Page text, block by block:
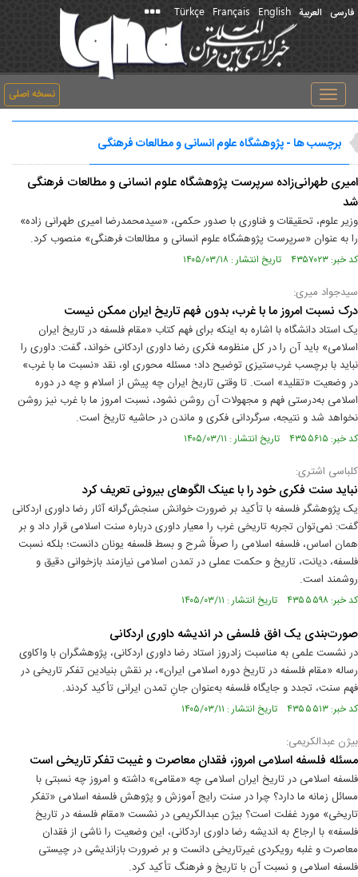
فارسی العربیة English
Français
Türkçe
نسخه اصلی
Toggle
navigation
برچسب ها - پژوهشگاه علوم انسانی و مطالعات فرهنگی
امیری طهرانی‌زاده سرپرست پژوهشگاه علوم انسانی و مطالعات فرهنگی
شد
وزیر علوم، تحقیقات و فناوری با صدور حکمی، «سیدمحمدرضا امیری طهرانی زاده»
را به عنوان «سرپرست پژوهشگاه علوم انسانی و مطالعات فرهنگی» منصوب کرد.
کد خبر: ۴۳۵۷۰۲۳ تاریخ انتشار : ۱۴۰۵/۰۳/۱۸
سیدجواد میری:
درک نسبت امروز ما با غرب، بدون فهم تاریخ ایران ممکن نیست
یک استاد دانشگاه با اشاره به اینکه برای فهم کتاب «مقام فلسفه در تاریخ ایران
اسلامی» باید آن را در کل منظومه فکری رضا داوری اردکانی خواند، گفت: داوری را
نباید با برچسب غرب‌ستیزی توضیح داد؛ مسئله محوری او، نقد «نسبت ما با غرب»
در وضعیت «تقلید» است. تا وقتی تاریخ ایران چه پیش از اسلام و چه در دوره
اسلامی به‌درستی فهم و مجهولات آن روشن نشود، نسبت امروز ما با غرب نیز روشن
نخواهد شد و نتیجه، سرگردانی فکری و ماندن در حاشیه تاریخ است.
کد خبر: ۴۳۵۵۶۱۵ تاریخ انتشار : ۱۴۰۵/۰۳/۱۱
کلباسی اشتری:
نباید سنت فکری خود را با عینک الگوهای بیرونی تعریف کرد
یک پژوهشگر فلسفه با تأکید بر ضرورت خوانش سنجش‌گرانه آثار رضا داوری اردکانی
گفت: نمی‌توان تجربه تاریخی غرب را معیار داوری درباره سنت اسلامی قرار داد و بر
همان اساس، فلسفه اسلامی را صرفاً شرح و بسط فلسفه یونان دانست؛ بلکه نسبت
فلسفه، دیانت، تاریخ و حکمت عملی در تمدن اسلامی نیازمند بازخوانی دقیق و
روشمند است.
کد خبر: ۴۳۵۵۵۹۸ تاریخ انتشار : ۱۴۰۵/۰۳/۱۱
صورت‌بندی یک افق فلسفی در اندیشه‌ داوری اردکانی
در نشست علمی به مناسبت زادروز استاد رضا داوری اردکانی، پژوهشگران با واکاوی
رساله «مقام فلسفه در تاریخ دوره اسلامی ایران»، بر نقش بنیادین تفکر تاریخی در
فهم سنت، تجدد و جایگاه فلسفه به‌عنوان جانِ تمدن ایرانی تأکید کردند.
کد خبر: ۴۳۵۵۵۱۳ تاریخ انتشار : ۱۴۰۵/۰۳/۱۱
بیژن عبدالکریمی:
مسئله فلسفه اسلامی امروز، فقدان معاصرت و غیبت تفکر تاریخی است
فلسفه اسلامی در تاریخ ایران اسلامی چه «مقامی» داشته و امروز چه نسبتی با
مسائل زمانه ما دارد؟ چرا در سنت رایج آموزش و پژوهش فلسفه اسلامی «تفکر
تاریخی» مورد غفلت است؟ بیژن عبدالکریمی در نشست «مقام فلسفه در تاریخ
فلسفه» با ارجاع به اندیشه رضا داوری اردکانی، این وضعیت را ناشی از فقدان
معاصرت و غلبه رویکردی غیرتاریخی دانست و بر ضرورت بازاندیشی در چیستی
فلسفه اسلامی و نسبت آن با تاریخ و فرهنگ تأکید کرد.